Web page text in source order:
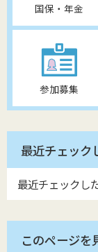
国保・年金
参加募集
最近チェック
最近チェックし
このページを